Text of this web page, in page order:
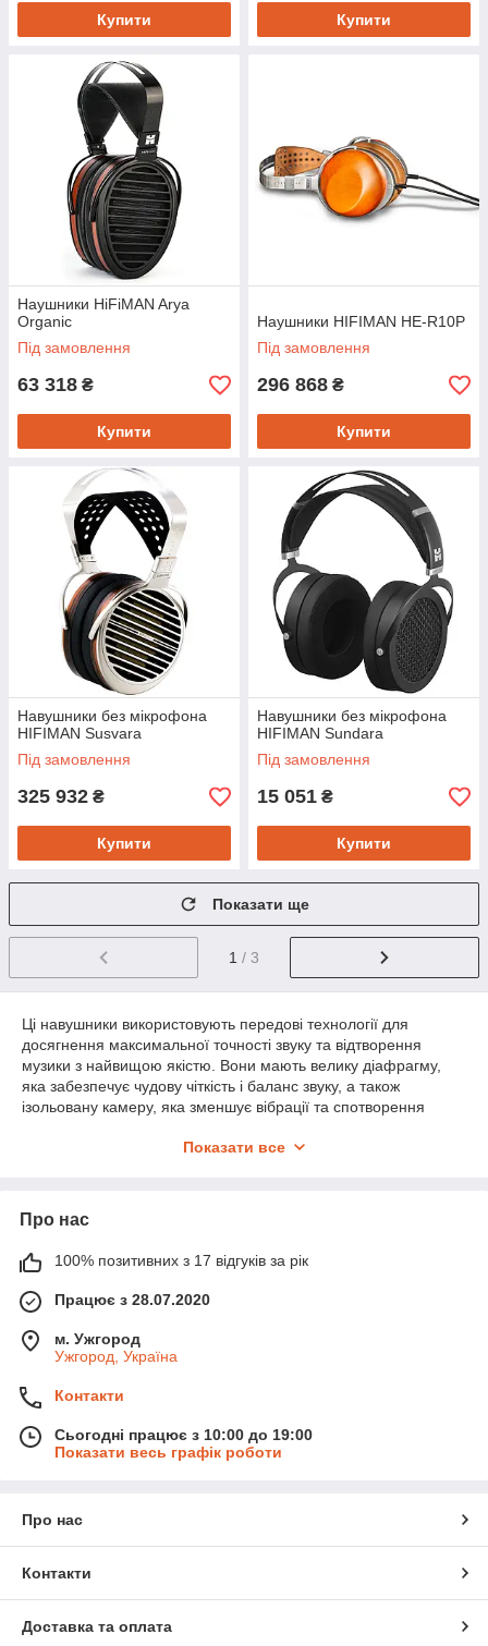
Купити Купити
Наушники HiFiMAN Arya
Organic
Під замовлення
63 318 ₴
Купити
Наушники HIFIMAN HE-R10P
Під замовлення
296 868 ₴
Купити
Навушники без мікрофона
HIFIMAN Susvara
Під замовлення
325 932 ₴
Купити
Навушники без мікрофона
HIFIMAN Sundara
Під замовлення
15 051 ₴
Купити
Показати ще
1 / 3
Ці навушники використовують передові технології для
досягнення максимальної точності звуку та відтворення
музики з найвищою якістю. Вони мають велику діафрагму,
яка забезпечує чудову чіткість і баланс звуку, а також
ізольовану камеру, яка зменшує вібрації та спотворення
Навушники hi-fi hi-end також мають високоякісну конструкцію
з використанням найкращих матеріалів, що забезпечує
комфортну модель для кожного користувача.
За типом конструкції бувають:
Найпростіший і найпоширеніший тип навушників.
Показати все
Про нас
100% позитивних з 17 відгуків за рік
Працює з 28.07.2020
м. Ужгород
Ужгород, Україна
Контакти
Сьогодні працює з 10:00 до 19:00
Показати весь графік роботи
Про нас
Контакти
Доставка та оплата